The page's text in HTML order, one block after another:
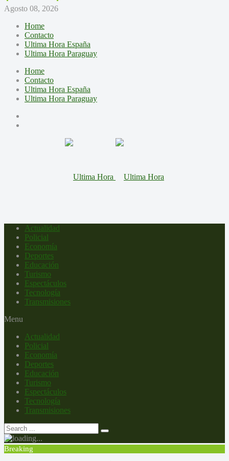
Agosto 08, 2026
Home
Contacto
Ultima Hora España
Ultima Hora Paraguay
Home
Contacto
Ultima Hora España
Ultima Hora Paraguay
Actualidad
Policial
Economía
Deportes
Educación
Turismo
Espectáculos
Tecnología
Transmisiones
Menu
Actualidad
Policial
Economía
Deportes
Educación
Turismo
Espectáculos
Tecnología
Transmisiones
Breaking